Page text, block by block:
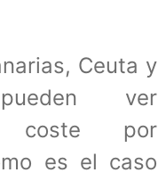
Ceuta y
ver
coste por
es el caso